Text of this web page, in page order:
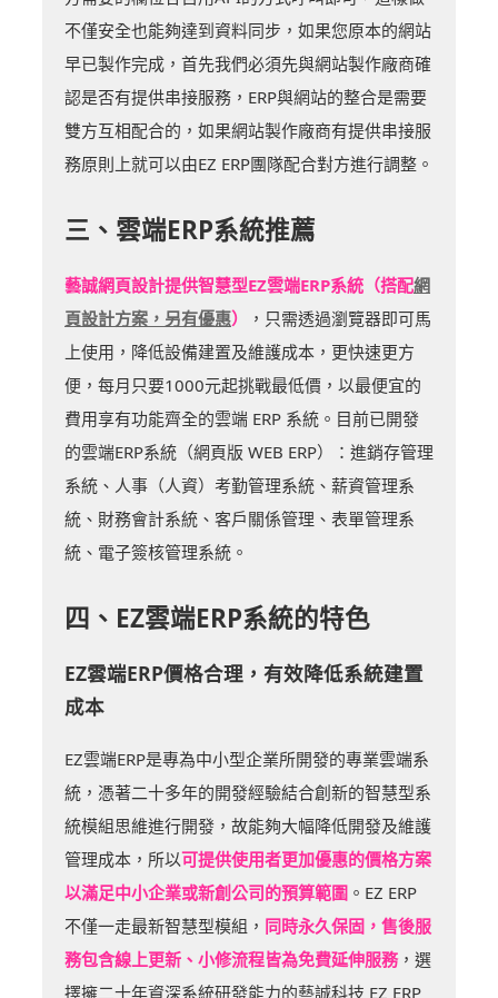
不僅安全也能夠達到資料同步，如果您原本的網站
早已製作完成，首先我們必須先與網站製作廠商確
認是否有提供串接服務，ERP與網站的整合是需要
雙方互相配合的，如果網站製作廠商有提供串接服
務原則上就可以由EZ ERP團隊配合對方進行調整。
三、雲端ERP系統推薦
藝誠網頁設計提供智慧型EZ雲端ERP系統（搭配網
頁設計方案，另有優惠）
，只需透過瀏覽器即可馬
上使用，降低設備建置及維護成本，更快速更方
便，每月只要1000元起挑戰最低價，以最便宜的
費用享有功能齊全的雲端 ERP 系統。目前已開發
的雲端ERP系統（網頁版 WEB ERP）：進銷存管理
系統、人事（人資）考勤管理系統、薪資管理系
統、財務會計系統、客戶關係管理、表單管理系
統、電子簽核管理系統。
四、EZ雲端ERP系統的特色
EZ雲端ERP價格合理，有效降低系統建置
成本
EZ雲端ERP是專為中小型企業所開發的專業雲端系
統，憑著二十多年的開發經驗結合創新的智慧型系
統模組思維進行開發，故能夠大幅降低開發及維護
管理成本，所以可提供使用者更加優惠的價格方案
以滿足中小企業或新創公司的預算範圍 。EZ ERP
不僅一走最新智慧型模組， 同時永久保固，售後服
務包含線上更新、小修流程皆為免費延伸服務，選
擇擁二十年資深系統研發能力的藝誠科技 EZ ERP